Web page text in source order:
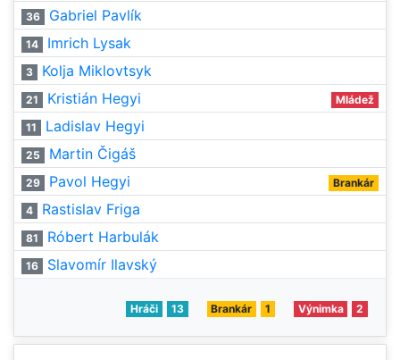
36 Gabriel Pavlík
14 Imrich Lysak
3 Kolja Miklovtsyk
21 Kristián Hegyi Mládež
11 Ladislav Hegyi
25 Martin Čigáš
29 Pavol Hegyi Brankár
4 Rastislav Friga
81 Róbert Harbulák
16 Slavomír Ilavský
Hráči 13 Brankár 1 Výnimka 2